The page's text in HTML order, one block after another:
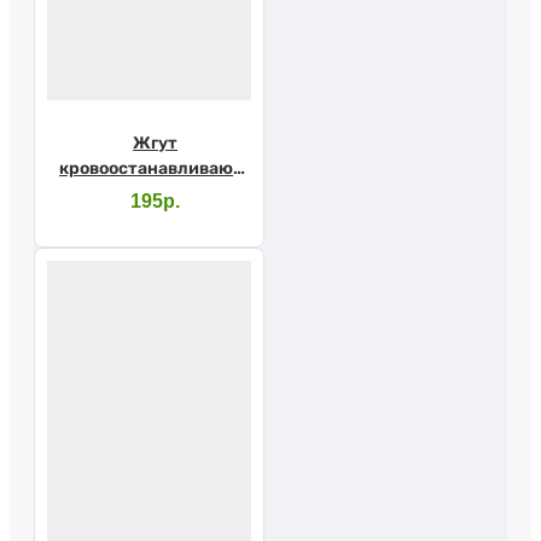
Жгут
кровоостанавливающий
резиновый типа
195р.